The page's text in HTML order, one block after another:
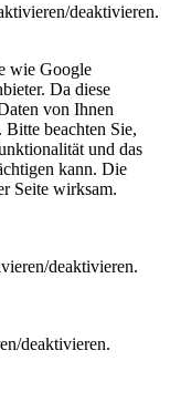
deaktivieren.
wie Google
Da diese
von Ihnen
beachten Sie,
und das
kann. Die
Seite wirksam.
deaktivieren.
deaktivieren.